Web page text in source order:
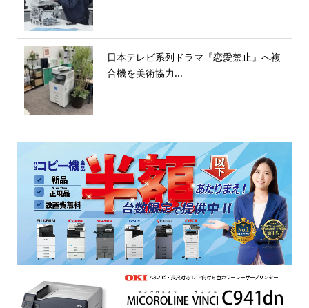
日本テレビ系列ドラマ『恋愛禁止』へ複
合機を美術協力...